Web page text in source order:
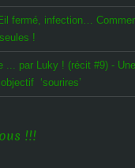
fermé, infection…
!
... par Luky ! (récit #9) -
‘sourires’
!!!